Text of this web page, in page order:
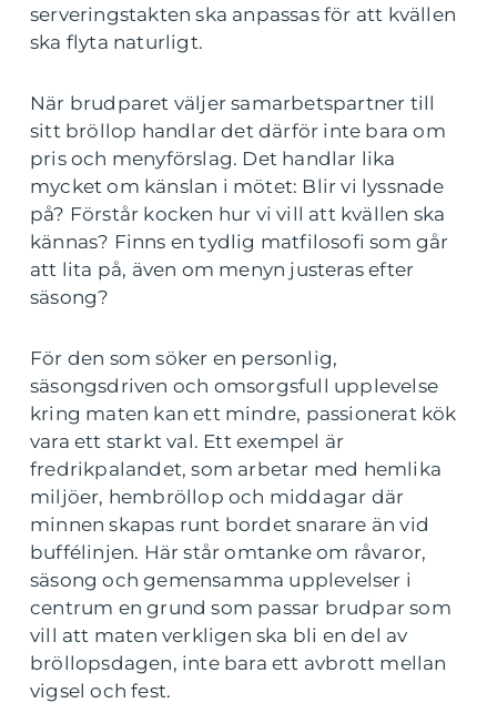
serveringstakten ska anpassas för att kvällen
ska flyta naturligt.
När brudparet väljer samarbetspartner till
sitt bröllop handlar det därför inte bara om
pris och menyförslag. Det handlar lika
mycket om känslan i mötet: Blir vi lyssnade
på? Förstår kocken hur vi vill att kvällen ska
kännas? Finns en tydlig matfilosofi som går
att lita på, även om menyn justeras efter
säsong?
För den som söker en personlig,
säsongsdriven och omsorgsfull upplevelse
kring maten kan ett mindre, passionerat kök
vara ett starkt val. Ett exempel är
fredrikpalandet, som arbetar med hemlika
miljöer, hembröllop och middagar där
minnen skapas runt bordet snarare än vid
buffélinjen. Här står omtanke om råvaror,
säsong och gemensamma upplevelser i
centrum en grund som passar brudpar som
vill att maten verkligen ska bli en del av
bröllopsdagen, inte bara ett avbrott mellan
vigsel och fest.